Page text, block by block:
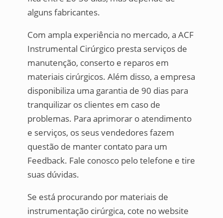
alguns fabricantes.
Com ampla experiência no mercado, a ACF
Instrumental Cirúrgico presta serviços de
manutenção, conserto e reparos em
materiais cirúrgicos. Além disso, a empresa
disponibiliza uma garantia de 90 dias para
tranquilizar os clientes em caso de
problemas. Para aprimorar o atendimento
e serviços, os seus vendedores fazem
questão de manter contato para um
Feedback. Fale conosco pelo telefone e tire
suas dúvidas.
Se está procurando por materiais de
instrumentação cirúrgica, cote no website